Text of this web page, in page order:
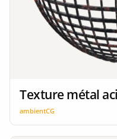
Texture métal
ambientCG